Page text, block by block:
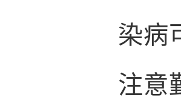
染病
注意